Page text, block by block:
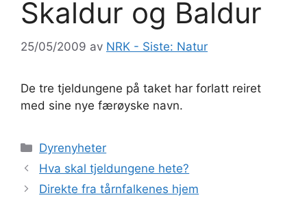
Skaldur og Baldur
25/05/2009 av NRK - Siste: Natur
De tre tjeldungene på taket har forlatt reiret
med sine nye færøyske navn.
Kategorier
Dyrenyheter
Hva skal tjeldungene hete?
Direkte fra tårnfalkenes hjem